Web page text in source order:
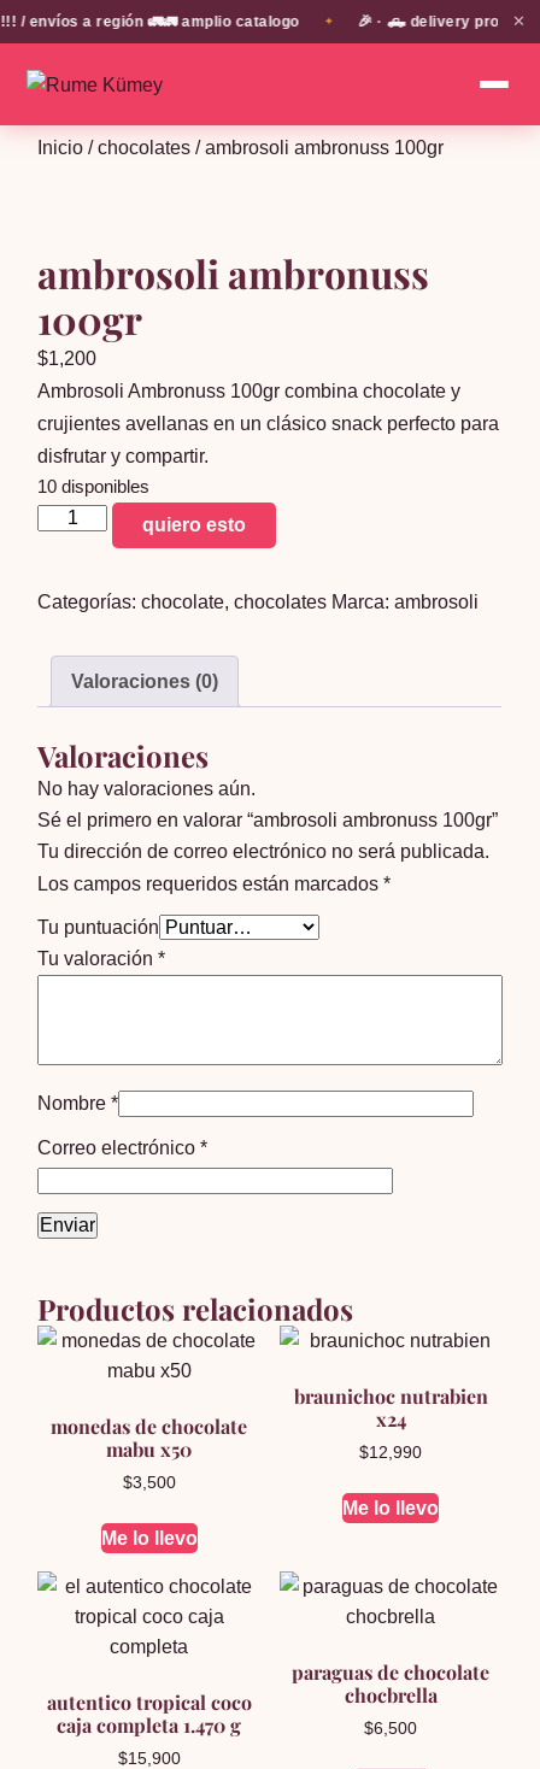
envíos a región 🚛🚛 amplio catalogo 🎉 · 🛻 delivery propio en
✕
Inicio /chocolates / ambrosoli ambronuss 100gr
ambrosoli ambronuss
100gr
$1,200
Ambrosoli Ambronuss 100gr combina chocolate y
crujientes avellanas en un clásico snack perfecto para
disfrutar y compartir.
10 disponibles
ambrosoli
ambronuss
cantidad
quiero esto
Categorías:chocolate,chocolates Marca:ambrosoli
Valoraciones (0)
Valoraciones
No hay valoraciones aún.
Sé el primero en valorar “ambrosoli ambronuss 100gr”
Tu dirección de correo electrónico no será publicada.
Los campos requeridos están marcados*
Tu puntuación
Tu valoración*
Nombre*
Correo electrónico*
Productos relacionados
monedas de chocolate
mabu x50
$3,500
Me lo llevo
braunichoc nutrabien
x24
$12,990
Me lo llevo
autentico tropical coco
caja completa 1.470 g
$15,900
paraguas de chocolate
chocbrella
$6,500